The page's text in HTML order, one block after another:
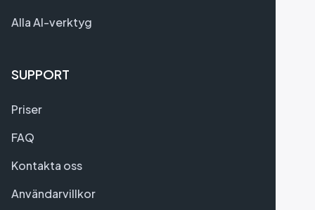
Alla AI-verktyg
SUPPORT
Priser
FAQ
Kontakta oss
Användarvillkor